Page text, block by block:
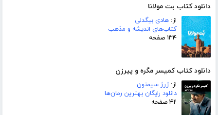
دانلود کتاب بت مولانا
از: هادی بیگدلی
کتاب‌های اندیشه و مذهب
۱۳۴ صفحه
دانلود کتاب کمیسر مگره و پیرزن
از:ژرژ سیمنون
دانلود رایگان بهترین رمان‌ها
۴۲ صفحه